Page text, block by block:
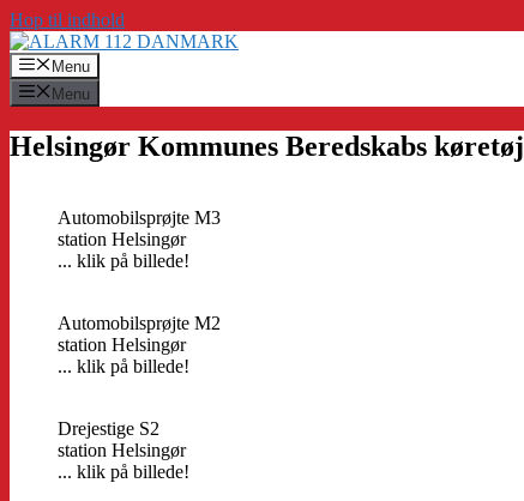
Hop til indhold
Menu
Menu
Helsingør Kommunes Beredskabs
Automobilsprøjte M3
station Helsingør
... klik på billede!
Automobilsprøjte M2
station Helsingør
... klik på billede!
Drejestige S2
station Helsingør
... klik på billede!